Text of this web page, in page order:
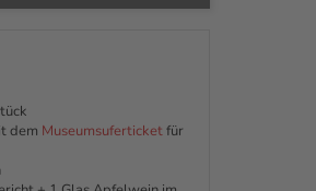
dem Museumsuferticketfür